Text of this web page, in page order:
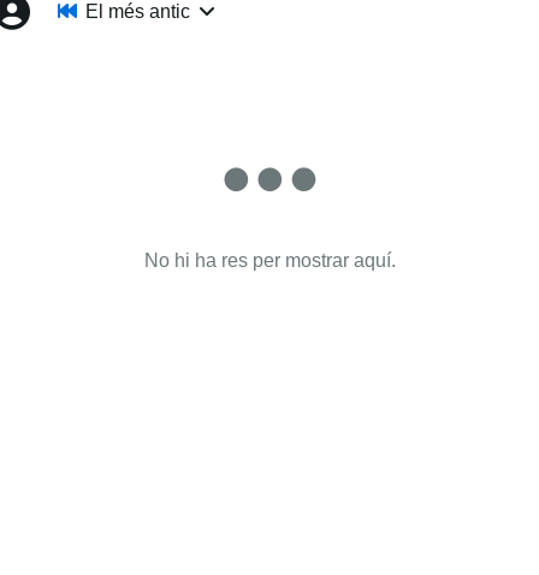
El més antic
No hi ha res per mostrar aquí.